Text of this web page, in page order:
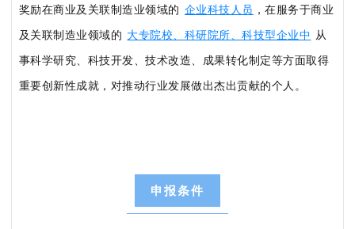
奖励在商业及关联制造业领域的 企业科技人员 ，在服务于商业
及关联制造业领域的 大专院校、科研院所、科技型企业中 从
事科学研究、科技开发、技术改造、成果转化制定等方面取得
重要创新性成就，对推动行业发展做出杰出贡献的个人。
申报条件